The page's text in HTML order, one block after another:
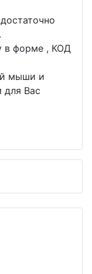
в форме , КОД
мыши и
для Вас